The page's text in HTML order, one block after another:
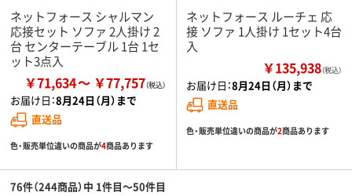
ネットフォース シャルマン
応接セット ソファ 2人掛け 2
台 センターテーブル 1台 1セ
ット3点入
￥71,634 ￥77,757
お届け日：8月24日（月）まで
直送品
色・販売単位違いの商品が4商品あります
ネットフォース ルーチェ 応
接 ソファ 1人掛け 1セット4台
入
￥135,938（税込）
お届け日：8月24日（月）まで
直送品
色・販売単位違いの商品が2商品あります
76件（244商品）中 1件目～50件目